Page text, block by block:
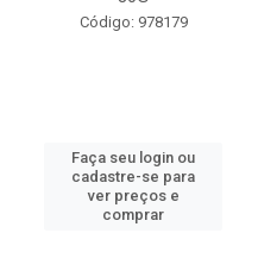
Código: 978390
Faça seu login ou
cadastre-se para
ver preços e
comprar